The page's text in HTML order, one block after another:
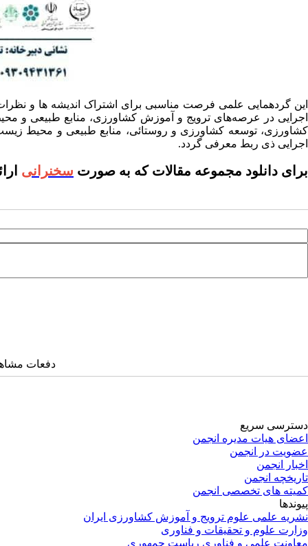
این گردهمایی علمی فرصت مناسبی برای اشتراک اندیشه ها و
اجرایی در عرصه‌های ترویج و آموزش کشاورزی، منابع طبیعی و
کشاورزی، توسعه کشاورزی و روستائی، منابع طبیعی و محیط
اجرایی ذی ربط معرفی گردد.
برای دانلود مجموعه مقالات که به صورت سخنرانی
دفعات مشاهده:
دسترسی سریع
اعضای هیات مدیره انجمن
عضویت در انجمن
اخبار انجمن
تاریخچه انجمن
کمیته های تخصصی انجمن
پیوندها
نشریه علمی علوم ترویج و آموزش کشاورزی ایران
وزارت علوم و تحقیقات و فناوری
معاونت علمی و فناوری ریاست جمهوری